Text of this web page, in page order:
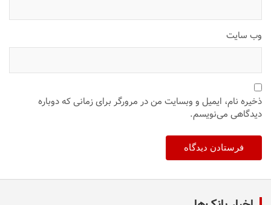
وب‌ سایت
ذخیره نام، ایمیل و وبسایت من در مرورگر برای زمانی که دوباره
دیدگاهی می‌نویسم.